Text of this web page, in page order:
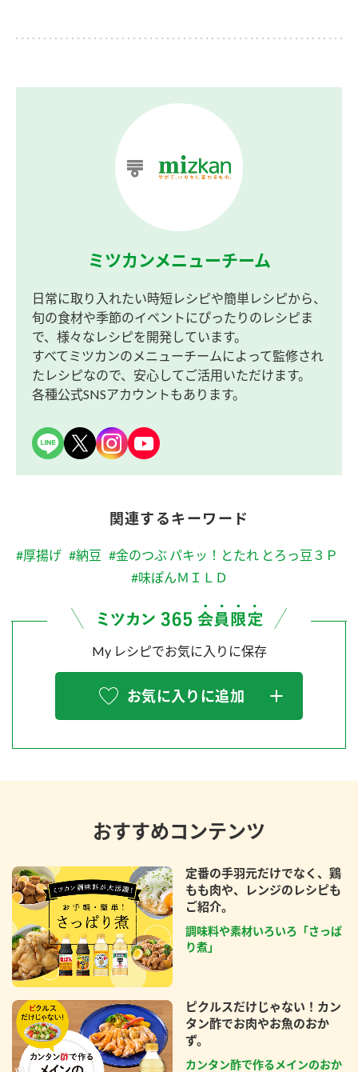
ミツカンメニューチーム
日常に取り入れたい時短レシピや簡単レシピから、
旬の食材や季節のイベントにぴったりのレシピま
で、様々なレシピを開発しています。
すべてミツカンのメニューチームによって監修され
たレシピなので、安心してご活用いただけます。
各種公式SNSアカウントもあります。
関連するキーワード
#厚揚げ #納豆 #金のつぶ パキッ！とたれ とろっ豆３Ｐ
#味ぽんＭＩＬＤ
My レシピでお気に入りに保存
お気に入りに追加
おすすめコンテンツ
定番の手羽元だけでなく、鶏
もも肉や、レンジのレシピも
ご紹介。
調味料や素材いろいろ「さっぱ
り煮」
ピクルスだけじゃない！カン
タン酢でお肉やお魚のおか
ず。
カンタン酢で作るメインのおか